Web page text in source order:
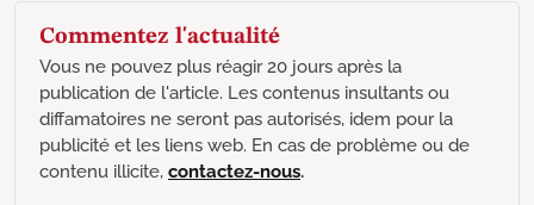
Commentez l'actualité
Vous ne pouvez plus réagir 20 jours après la
publication de l'article. Les contenus insultants ou
diffamatoires ne seront pas autorisés, idem pour la
publicité et les liens web. En cas de problème ou de
contenu illicite, contactez-nous.